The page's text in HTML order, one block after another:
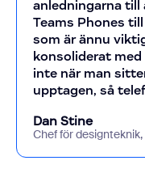
anledningarna
Teams Phones
som är ännu
konsoliderat med
inte när man
upptagen, så
Dan Stine
Chef för